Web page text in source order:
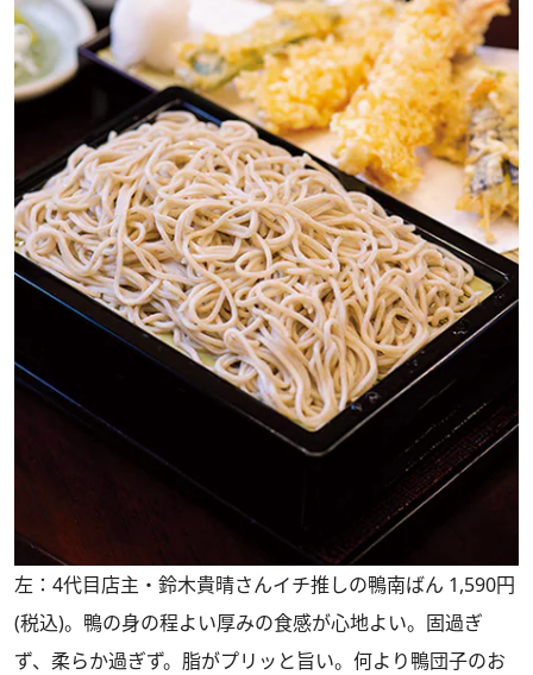
左：4代目店主・鈴木貴晴さんイチ推しの鴨南ばん 1,590円
(税込)。鴨の身の程よい厚みの食感が心地よい。固過ぎ
ず、柔らか過ぎず。脂がプリッと旨い。何より鴨団子のお